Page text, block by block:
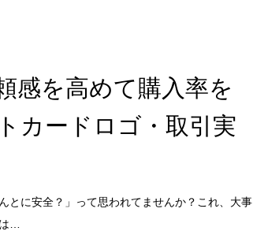
感を高めて購入率を
カードロゴ・取引実
に安全？」って思われてませんか？これ、大事
…